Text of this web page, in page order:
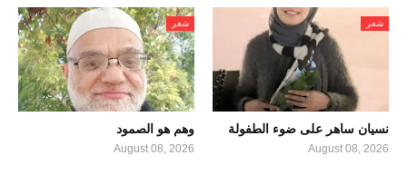
شعر
نسيان ساهر على ضوء الطفولة
August 08, 2026
شعر
وهم هو الصمود
August 08, 2026